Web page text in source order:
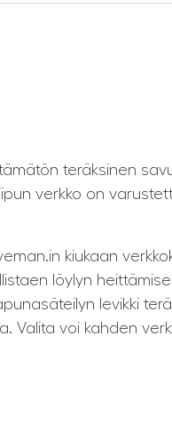
teräksinen
verkko on
kiukaan
löylyn
levikki
Valita voi kahden